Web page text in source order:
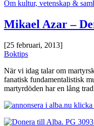
Om kultur, vetenskap &
Mikael Azar –
[25 februari, 2013]
Boktips
När vi idag talar om
fanatisk fundamentalistisk
martyrdöden har en lång